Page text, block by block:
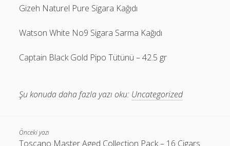
Gizeh Naturel Pure Sigara Kağıdı
Watson White No9 Sigara Sarma Kağıdı
Captain Black Gold Pipo Tütünü – 42.5 gr
Şu konuda daha fazla yazı oku: Uncategorized
Önceki yazı
Toscano Master Aged Collection Pack – 16 Cigars